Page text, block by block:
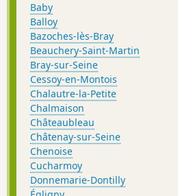
Baby
Balloy
Bazoches-lès-Bray
Beauchery-Saint-Martin
Bray-sur-Seine
Cessoy-en-Montois
Chalautre-la-Petite
Chalmaison
Châteaubleau
Châtenay-sur-Seine
Chenoise
Cucharmoy
Donnemarie-Dontilly